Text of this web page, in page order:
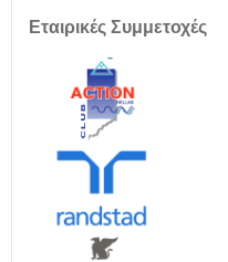
Εταιρικές Συμμετοχές